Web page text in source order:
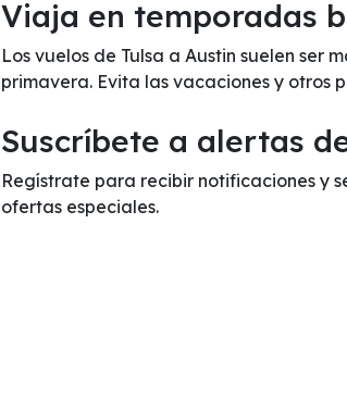
Viaja en temporadas
Los vuelos de Tulsa a Austin suelen ser
primavera. Evita las vacaciones y otros
Suscríbete a alertas
Regístrate para recibir notificaciones y
ofertas especiales.